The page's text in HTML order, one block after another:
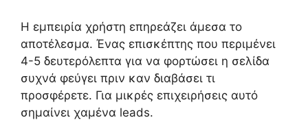
Η εμπειρία χρήστη επηρεάζει άμεσα το
αποτέλεσμα. Ένας επισκέπτης που περιμένει
4-5 δευτερόλεπτα για να φορτώσει η σελίδα
συχνά φεύγει πριν καν διαβάσει τι
προσφέρετε. Για μικρές επιχειρήσεις αυτό
σημαίνει χαμένα leads.